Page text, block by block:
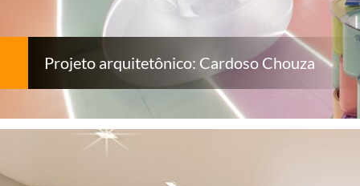
Projeto arquitetônico: Cardoso Chouza